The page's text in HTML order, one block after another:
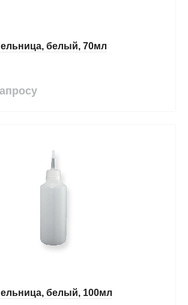
белый, 70мл
белый, 100мл